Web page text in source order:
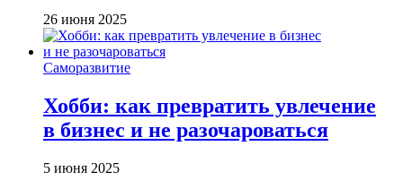
26 июня 2025
Саморазвитие
Хобби: как превратить увлечение
в бизнес и не разочароваться
5 июня 2025